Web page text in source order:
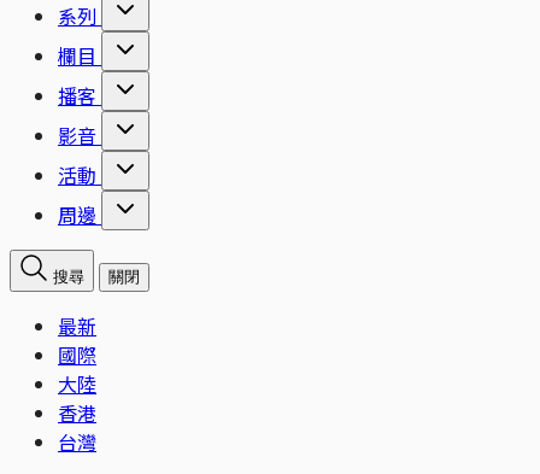
系列
欄目
播客
影音
活動
周邊
搜尋 關閉
最新
國際
大陸
香港
台灣